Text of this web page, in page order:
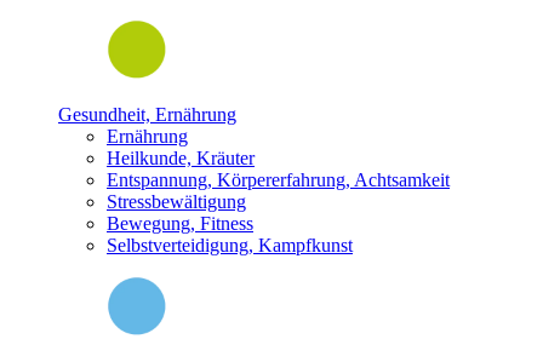
Gesundheit, Ernährung
Ernährung
Heilkunde, Kräuter
Entspannung, Körpererfahrung, Achtsamkeit
Stressbewältigung
Bewegung, Fitness
Selbstverteidigung, Kampfkunst